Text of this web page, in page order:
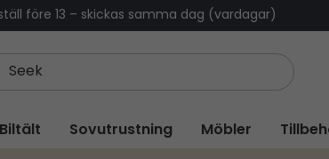
före 13 – skickas samma dag (vardagar)
Biltält Sovutrustning Möbler